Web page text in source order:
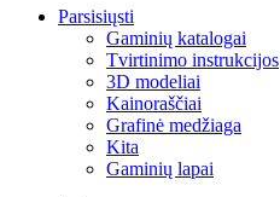
Parsisiųsti
Gaminių katalogai
Tvirtinimo instrukcijos
3D modeliai
Kainoraščiai
Grafinė medžiaga
Kita
Gaminių lapai